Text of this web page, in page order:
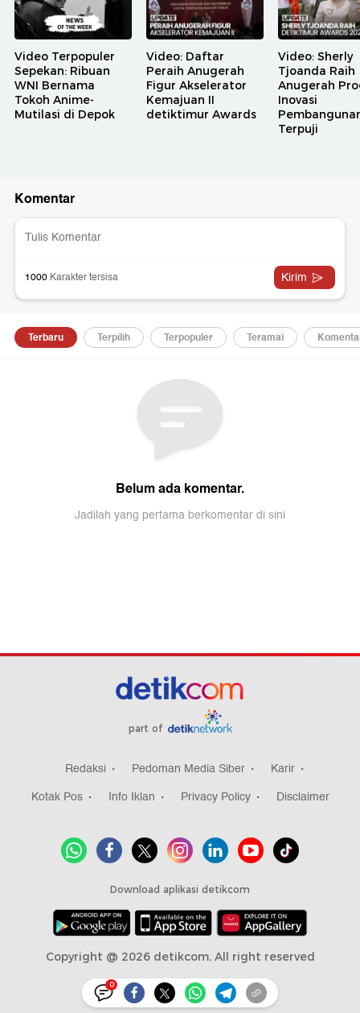
Video Terpopuler
Sepekan: Ribuan
WNI Bernama
Tokoh Anime-
Mutilasi di Depok
Video: Daftar
Peraih Anugerah
Figur Akselerator
Kemajuan II
detiktimur Awards
Video: Sherly
Tjoanda Raih
Anugerah
Inovasi
Terpuji
0
part of
Redaksi Pedoman Media Siber
Karir
Kotak Pos
Info Iklan Privacy Policy Disclaimer
Download aplikasi detikcom
Copyright @ 2026 detikcom, All right reserved